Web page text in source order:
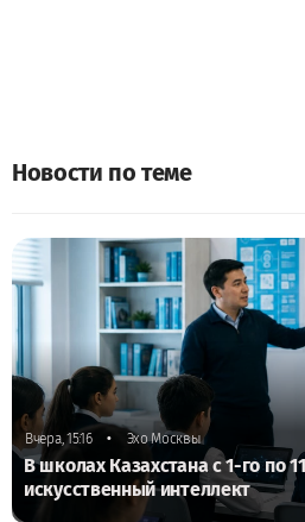
Новости по теме
Вчера, 15:16 • Эхо Москвы
В школах Казахстана с 1-го по
искусственный интеллект